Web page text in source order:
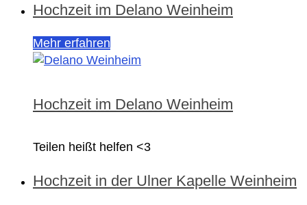
Hochzeit im Delano Weinheim
Mehr erfahren
Hochzeit im Delano Weinheim
Teilen heißt helfen <3
Hochzeit in der Ulner Kapelle Weinheim